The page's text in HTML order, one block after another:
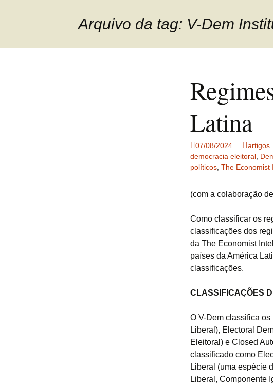
Arquivo da tag: V-Dem
Latina
07/08/2024 artigos
democracia eleitoral
políticos The Economist
(com a colaboração
Como classificar os
classificações dos
da The Economist
países da América
classificações.
CLASSIFICAÇÕES
O V-Dem classifica
Liberal), Electoral
Eleitoral) e Closed
classificado como
Liberal (uma espécie
Liberal, Componente